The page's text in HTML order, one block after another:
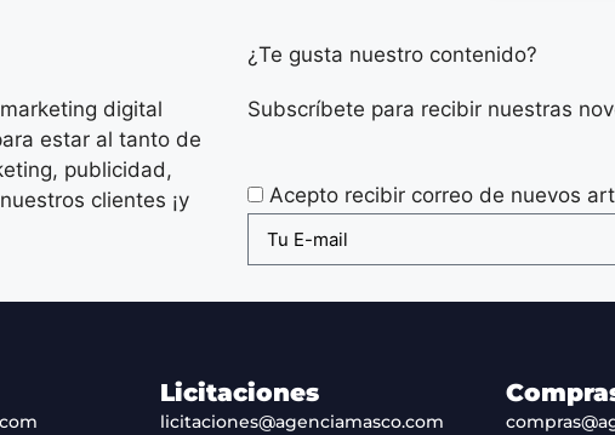
digital
estar al tanto de
publicidad,
clientes ¡y
¿Te gusta nuestro contenido?
Subscríbete para recibir nuestras
Acepto recibir correo de nuevos
Licitaciones
licitaciones@agenciamasco.com